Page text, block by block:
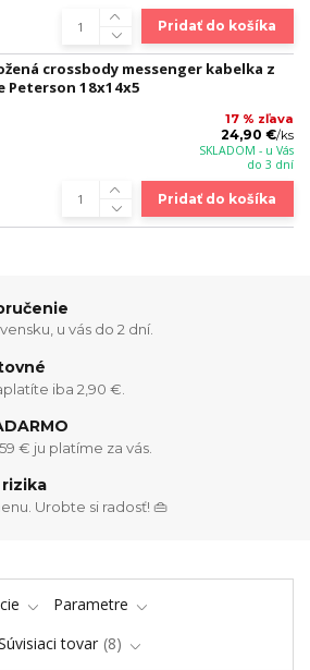
Pridať do košíka
crossbody messenger kabelka z
Peterson 18x14x5
17 % zľava
24,90 €/ks
SKLADOM - u Vás
do 3 dní
Pridať do košíka
u vás do 2 dní.
iba 2,90 €.
€ ju platíme za vás.
Urobte si radosť! 👜
Parametre
tovar 8